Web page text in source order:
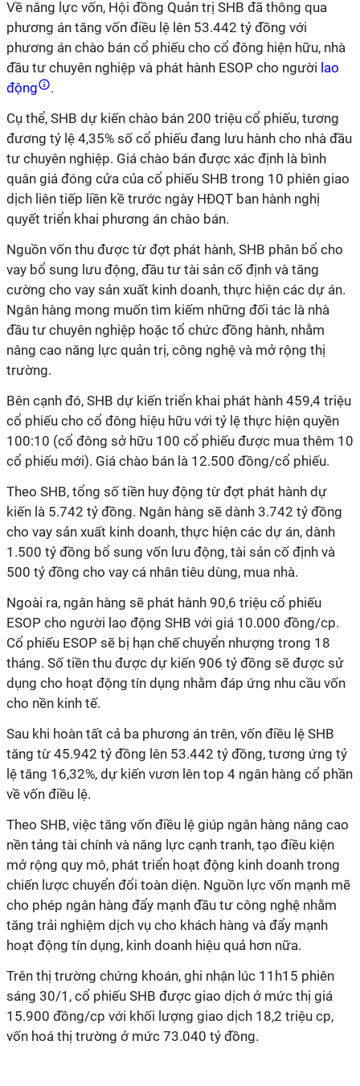
Về năng lực vốn, Hội đồng Quản trị SHB đã thông qua
phương án tăng vốn điều lệ lên 53.442 tỷ đồng với
phương án chào bán cổ phiếu cho cổ đông hiện hữu, nhà
đầu tư chuyên nghiệp và phát hành ESOP cho người lao
động
.
Cụ thể, SHB dự kiến chào bán 200 triệu cổ phiếu, tương
đương tỷ lệ 4,35% số cổ phiếu đang lưu hành cho nhà đầu
tư chuyên nghiệp. Giá chào bán được xác định là bình
quân giá đóng cửa của cổ phiếu SHB trong 10 phiên giao
dịch liên tiếp liền kề trước ngày HĐQT ban hành nghị
quyết triển khai phương án chào bán.
Nguồn vốn thu được từ đợt phát hành, SHB phân bổ cho
vay bổ sung lưu động, đầu tư tài sản cố định và tăng
cường cho vay sản xuất kinh doanh, thực hiện các dự án.
Ngân hàng mong muốn tìm kiếm những đối tác là nhà
đầu tư chuyên nghiệp hoặc tổ chức đồng hành, nhằm
nâng cao năng lực quản trị, công nghệ và mở rộng thị
trường.
Bên cạnh đó, SHB dự kiến triển khai phát hành 459,4 triệu
cổ phiếu cho cổ đông hiệu hữu với tỷ lệ thực hiện quyền
100:10 (cổ đông sở hữu 100 cổ phiếu được mua thêm 10
cổ phiếu mới). Giá chào bán là 12.500 đồng/cổ phiếu.
Theo SHB, tổng số tiền huy động từ đợt phát hành dự
kiến là 5.742 tỷ đồng. Ngân hàng sẽ dành 3.742 tỷ đồng
cho vay sản xuất kinh doanh, thực hiện các dự án, dành
1.500 tỷ đồng bổ sung vốn lưu động, tài sản cố định và
500 tỷ đồng cho vay cá nhân tiêu dùng, mua nhà.
Ngoài ra, ngân hàng sẽ phát hành 90,6 triệu cổ phiếu
ESOP cho người lao động SHB với giá 10.000 đồng/cp.
Cổ phiếu ESOP sẽ bị hạn chế chuyển nhượng trong 18
tháng. Số tiền thu được dự kiến 906 tỷ đồng sẽ được sử
dụng cho hoạt động tín dụng nhằm đáp ứng nhu cầu vốn
cho nền kinh tế.
Sau khi hoàn tất cả ba phương án trên, vốn điều lệ SHB
tăng từ 45.942 tỷ đồng lên 53.442 tỷ đồng, tương ứng tỷ
lệ tăng 16,32%, dự kiến vươn lên top 4 ngân hàng cổ phần
về vốn điều lệ.
Theo SHB, việc tăng vốn điều lệ giúp ngân hàng nâng cao
nền tảng tài chính và năng lực cạnh tranh, tạo điều kiện
mở rộng quy mô, phát triển hoạt động kinh doanh trong
chiến lược chuyển đổi toàn diện. Nguồn lực vốn mạnh mẽ
cho phép ngân hàng đẩy mạnh đầu tư công nghệ nhằm
tăng trải nghiệm dịch vụ cho khách hàng và đẩy mạnh
hoạt động tín dụng, kinh doanh hiệu quả hơn nữa.
Trên thị trường chứng khoán, ghi nhận lúc 11h15 phiên
sáng 30/1, cổ phiếu SHB được giao dịch ở mức thị giá
15.900 đồng/cp với khối lượng giao dịch 18,2 triệu cp,
vốn hoá thị trường ở mức 73.040 tỷ đồng.